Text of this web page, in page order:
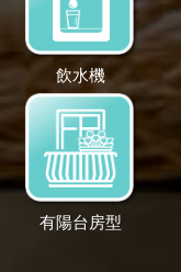
飲水機
有陽台房型